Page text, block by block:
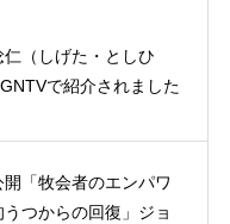
（しげた・としひ
で紹介されました
「牧会者のエンパワ
つからの回復」ジョ